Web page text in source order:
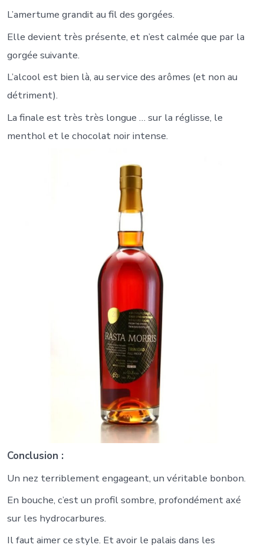
L’amertume grandit au fil des gorgées.
Elle devient très présente, et n’est calmée que par la
gorgée suivante.
L’alcool est bien là, au service des arômes (et non au
détriment).
La finale est très très longue … sur la réglisse, le
menthol et le chocolat noir intense.
Conclusion :
Un nez terriblement engageant, un véritable bonbon.
En bouche, c’est un profil sombre, profondément axé
sur les hydrocarbures.
Il faut aimer ce style. Et avoir le palais dans les